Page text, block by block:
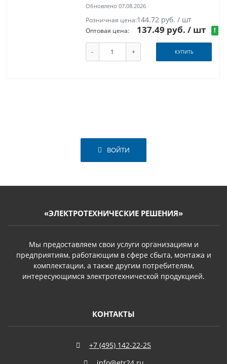
Обновлено 07.08.2026
Розничная цена:144.72 руб. / шт
Оптовая цена: 137.49 руб./ шт !
- + КУПИТЬ
ВОЙТИ
«ЭЛЕКТРОТЕХНИЧЕСКИЕ РЕШЕНИЯ»
Мы предоставляем свои услуги организациям и
предприятиям, работающим в сфере сбыта, монтажа и
комплектации, а также другим потребителям,
интересующимся электротехнической продукцией.
КОНТАКТЫ
+7 (495) 142-22-25